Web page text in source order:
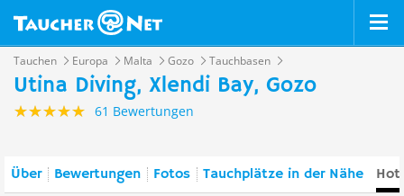
Tauchen Europa Malta Gozo Tauchbasen
Utina Diving, Xlendi Bay, Gozo
61 Bewertungen
Über Bewertungen Fotos Tauchplätze in der Nähe